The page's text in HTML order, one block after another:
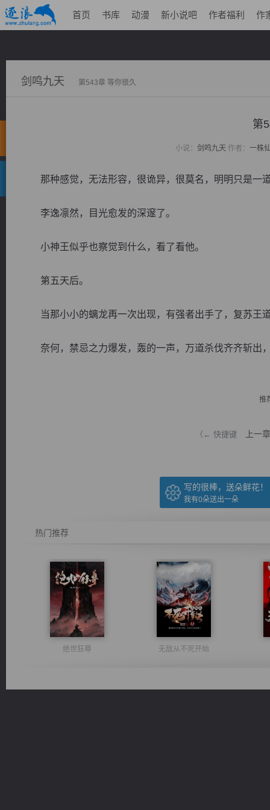
首页 书库 动漫 新小说吧 作者福利 作
剑鸣九天 第543章 等你很久
第
小说： 剑鸣九天 作者： 一株
那种感觉，无法形容，很诡异，很莫名，明明只是一
李逸凛然，目光愈发的深邃了。
小神王似乎也察觉到什么，看了看他。
第五天后。
当那小小的螭龙再一次出现，有强者出手了，复苏王
奈何，禁忌之力爆发，轰的一声，万道杀伐齐齐斩出
推
（← 快捷键 上一章
写的很棒，送朵鲜花！
我有0朵送出一朵
热门推荐
绝世狂尊 无敌从不死开始